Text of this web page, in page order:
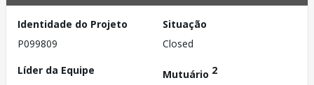
Identidade do Projeto
P099809
Situação
Closed
Líder da Equipe
Mutuário 2